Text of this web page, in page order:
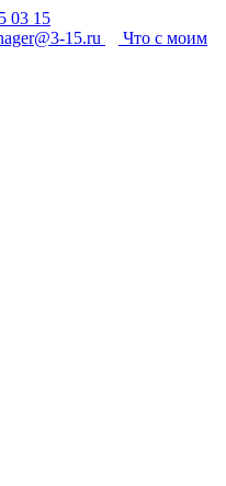
03 15
15.ru
Что с моим